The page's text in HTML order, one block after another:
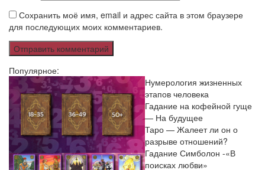
Сохранить моё имя, email и адрес сайта в этом браузере
для последующих моих комментариев.
Популярное:
Нумерология жизненных
этапов человека
Гадание на кофейной гуще
— На будущее
Таро — Жалеет ли он о
разрыве отношений?
Гадание Симболон -«В
поисках любви»